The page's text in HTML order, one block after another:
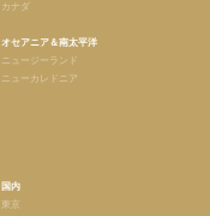
カナダ
オセアニア＆南太平洋
ニュージーランド
ニューカレドニア
国内
東京